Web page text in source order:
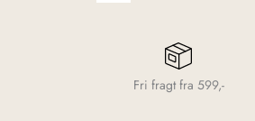
Fri fragt fra 599,-